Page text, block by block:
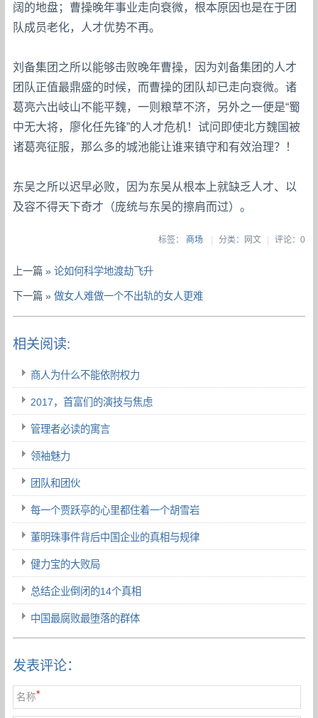
阔的地盘；曹操晚年事业走向衰微，根本原因也是在于团
队成员老化，人才优势不再。
刘备集团之所以能够击败晚年曹操，因为刘备集团的人才
团队正值最鼎盛的时候，而曹操的团队却已走向衰微。诸
葛亮六出岐山不能平魏，一则粮草不济，另外之一便是“蜀
中无大将，廖化任先锋”的人才危机！试问即使北方魏国被
诸葛亮征服，那么多的城池能让谁来镇守和有效治理？！
东吴之所以迟早必败，因为东吴从根本上就缺乏人才、以
及容不得天下奇才（庞统与东吴的擦肩而过）。
标签： 商场 | 分类：网文| 评论：0
上一篇 »论如何科学地渡劫飞升
下一篇 »做女人难做一个不出轨的女人更难
相关阅读:
商人为什么不能依附权力
2017，首富们的演技与焦虑
管理者必读的寓言
领袖魅力
团队和团伙
每一个贾跃亭的心里都住着一个胡雪岩
董明珠事件背后中国企业的真相与规律
健力宝的大败局
总结企业倒闭的14个真相
中国最腐败最堕落的群体
发表评论：
名称*